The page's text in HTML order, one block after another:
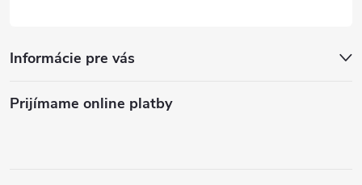
Informácie pre vás
Prijímame online platby